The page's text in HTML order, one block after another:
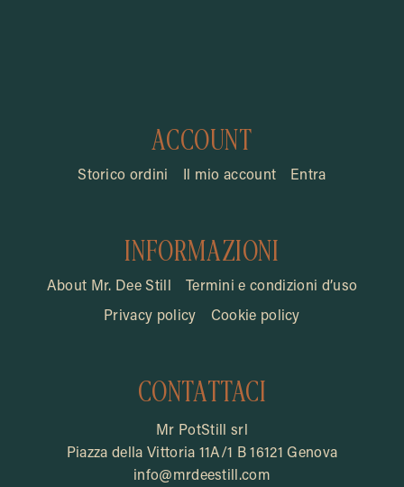
ACCOUNT
Storico ordini Il mio account Entra
INFORMAZIONI
About Mr. Dee Still Termini e condizioni d’uso
Privacy policy Cookie policy
CONTATTACI
Mr PotStill srl
Piazza della Vittoria 11A/1 B 16121 Genova
info@mrdeestill.com